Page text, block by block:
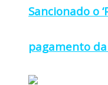
Sancionado o
pagamento